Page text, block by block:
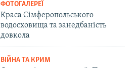
ФОТОГАЛЕРЕЇ
Краса Сімферопольського
водосховища та занедбаність
довкола
ВІЙНА ТА КРИМ